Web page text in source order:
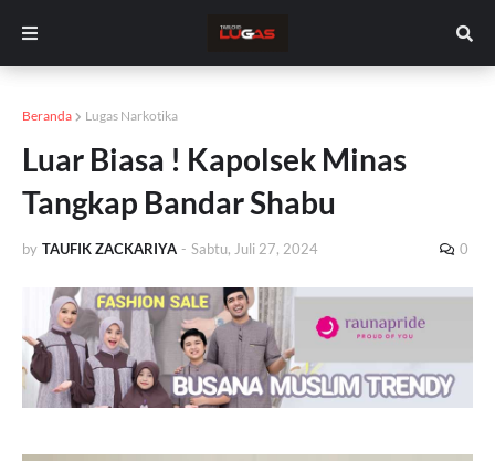
Beranda Lugas Narkotika
Luar Biasa ! Kapolsek Minas
Tangkap Bandar Shabu
by TAUFIK ZACKARIYA - Sabtu, Juli 27, 2024 0